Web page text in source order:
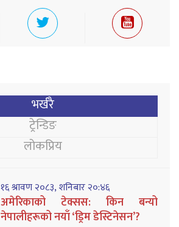
भर्खरै
ट्रेन्डिङ
लोकप्रिय
१६ श्रावण २०८३, शनिबार २०:४६
अमेरिकाको टेक्सस: किन बन्यो
नेपालीहरूको नयाँ ‘ड्रिम डेस्टिनेसन’?